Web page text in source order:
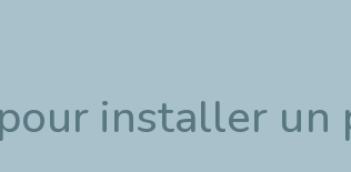
installer un